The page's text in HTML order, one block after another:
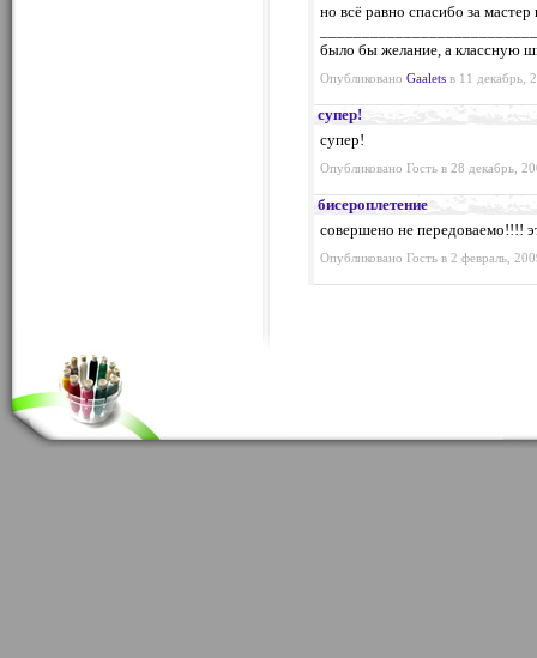
но всё равно спасибо за мастер
было бы желание, а классную
Опубликовано Gaalets в 11 декабрь,
супер!
супер!
Опубликовано Гость в 28 декабрь,
бисероплетение
совершено не передоваемо!!!!
Опубликовано Гость в 2 февраль,